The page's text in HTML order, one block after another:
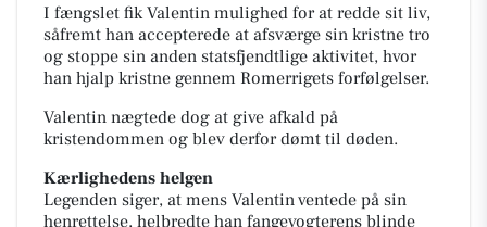
I fængslet fik Valentin mulighed for at redde sit liv,
såfremt han accepterede at afsværge sin kristne tro
og stoppe sin anden statsfjendtlige aktivitet, hvor
han hjalp kristne gennem Romerrigets forfølgelser.
Valentin nægtede dog at give afkald på
kristendommen og blev derfor dømt til døden.
Kærlighedens helgen
Legenden siger, at mens Valentin ventede på sin
henrettelse, helbredte han fangevogterens blinde